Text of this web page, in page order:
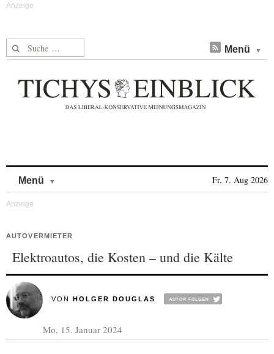
Suche nach: Menü
Menü Fr, 7. Aug 2026
AUTOVERMIETER
Elektroautos, die Kosten – und die Kälte
VON HOLGER DOUGLAS
Mo, 15. Januar 2024